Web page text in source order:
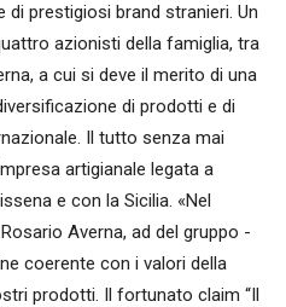
prestigiosi brand stranieri. Un
azionisti della famiglia, tra
a cui si deve il merito di una
di prodotti e di
Il tutto senza mai
artigianale legata a
e con la Sicilia. «Nel
Averna, ad del gruppo -
coerente con i valori della
prodotti. Il fortunato claim “Il